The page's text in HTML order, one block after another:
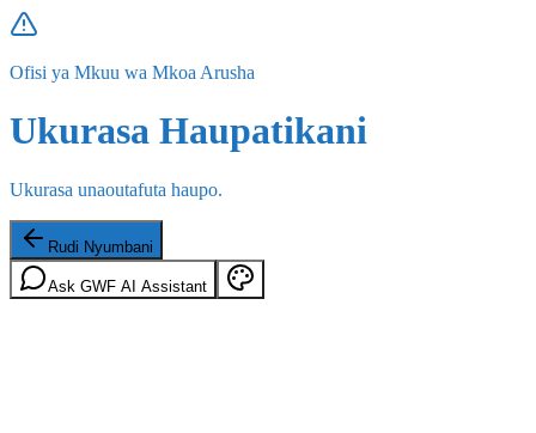
Ofisi ya Mkuu wa Mkoa Arusha
Ukurasa Haupatikani
Ukurasa unaoutafuta haupo.
Rudi Nyumbani
Ask GWF AI Assistant